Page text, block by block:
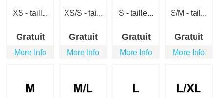
XS - taill...
Gratuit
More Info
XS/S - tai...
Gratuit
More Info
S - taille...
Gratuit
More Info
S/M - tail...
Gratuit
More Info